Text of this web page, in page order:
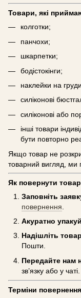
Товари, які
колготки;
панчохи;
шкарпетки;
бодістокінги;
наклейки на
силіконові
силіконові або
інші товари
бути повторно
Якщо товар не
товарний вигляд, ми
Як повернути товар
Заповніть
повернення
Акуратно
Надішліть товар
Пошти.
Передайте нам
зв’язку або у чаті.
Терміни